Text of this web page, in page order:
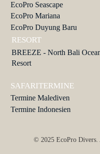
EcoPro Seascape
EcoPro Mariana
EcoPro Duyung Baru
RESORT
BREEZE - North Bali
Resort
SAFARITERMINE
Termine Malediven
Termine Indonesien
© 2025 EcoPro Divers.